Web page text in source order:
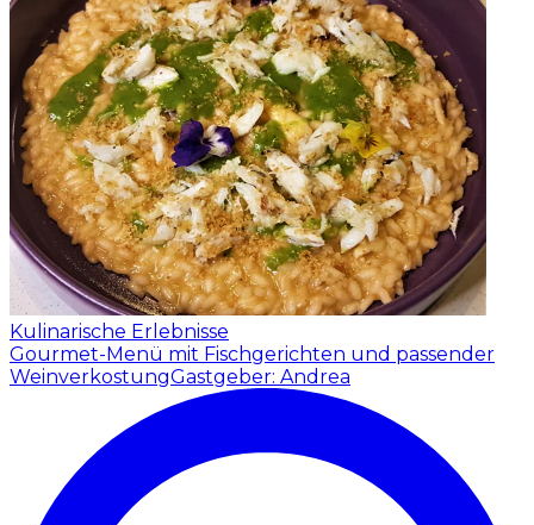
Kulinarische Erlebnisse
Gourmet-Menü mit Fischgerichten und passender
WeinverkostungGastgeber: Andrea